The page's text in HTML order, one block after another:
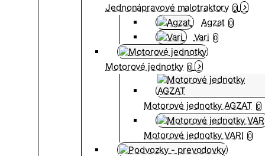
Jednonápravové malotraktory 0
Agzat 0
Vari 0
Motorové jednotky 0
Motorové jednotky AGZAT 0
Motorové jednotky VARI 0